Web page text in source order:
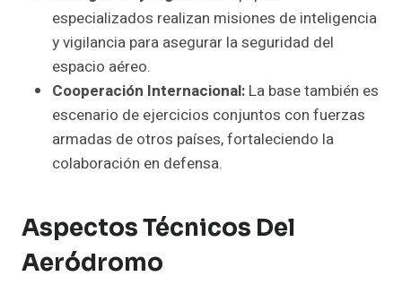
especializados realizan misiones de inteligencia
y vigilancia para asegurar la seguridad del
espacio aéreo.
Cooperación Internacional: La base también es
escenario de ejercicios conjuntos con fuerzas
armadas de otros países, fortaleciendo la
colaboración en defensa.
Aspectos Técnicos Del
Aeródromo